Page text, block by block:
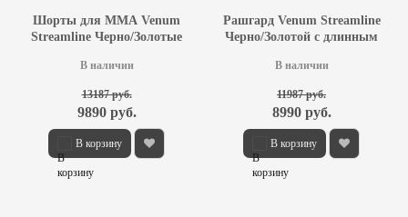
Шорты для MMA Venum
Streamline Черно/Золотые
В наличии
В корзину
13187 руб.
9890 руб.
Рашгард Venum Streamline
Черно/Золотой с длинным
В наличии
В корзину
11987 руб.
8990 руб.